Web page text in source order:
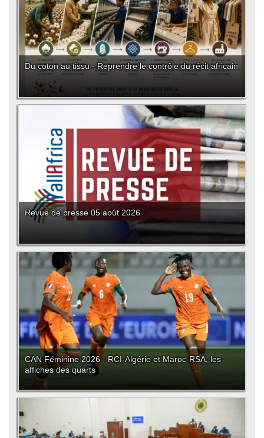
Du coton au tissu - Reprendre le contrôle du récit africain
Revue de presse 05 août 2026
CAN Féminine 2026 - RCI-Algérie et Maroc-RSA, les
affiches des quarts